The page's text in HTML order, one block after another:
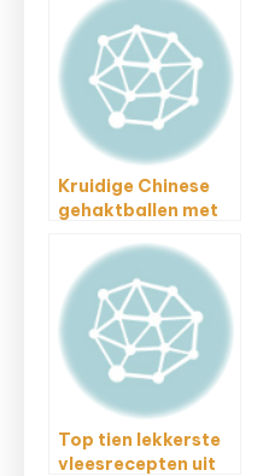
Kruidige Chinese
gehaktballen met
Top tien lekkerste
vleesrecepten uit